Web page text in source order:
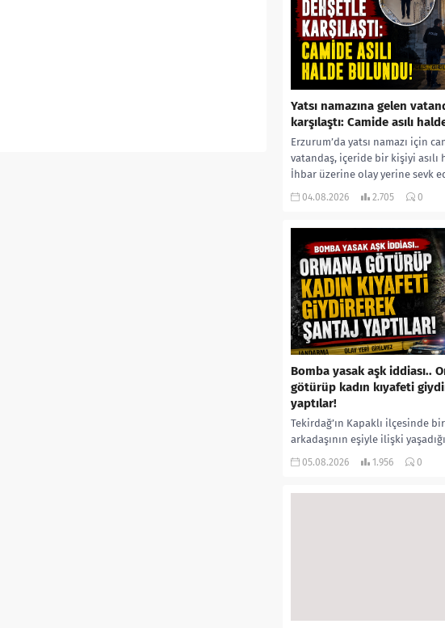
Yatsı namazına gelen
karşılaştı: Camide asılı
Erzurum’da yatsı namazı için
vatandaş, içeride bir kişiyi asılı
İhbar üzerine olay yerine sevk
04.08.2026 2.705 0
Bomba yasak aşk iddiası..
götürüp kadın kıyafeti
yaptılar!
Tekirdağ’ın Kapaklı ilçesinde
arkadaşının eşiyle ilişki
ormanlık alana götürerek zorla
05.08.2026 1.956 0